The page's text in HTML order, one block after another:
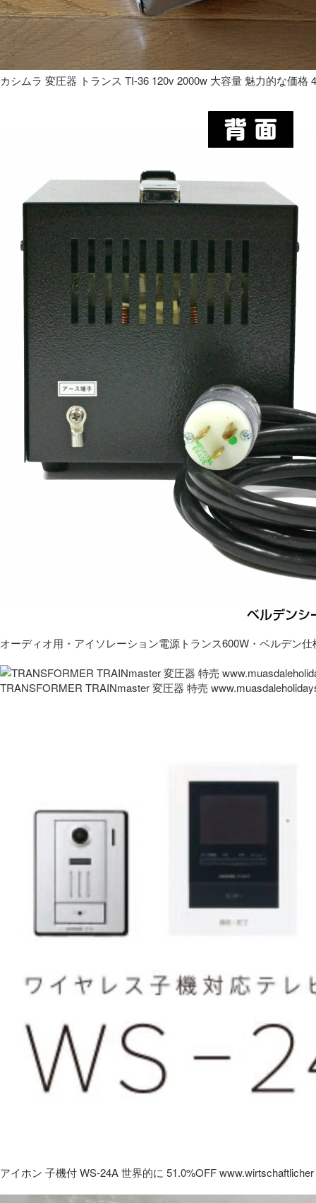
カシムラ 変圧器 トランス TI-36 120v 2000w 大容量 魅力的な価格
オーディオ用・アイソレーション電源トランス600W・ベルデン仕
TRANSFORMER TRAINmaster 変圧器 特売
アイホン 子機付 WS-24A 世界的に 51.0%OFF www.wirtschaftlicher